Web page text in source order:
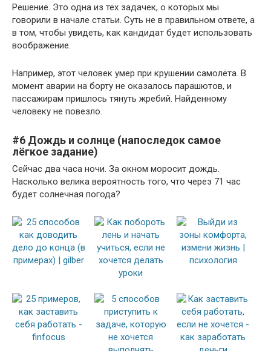
Решение. Это одна из тех задачек, о которых мы
говорили в начале статьи. Суть не в правильном ответе, а
в том, чтобы увидеть, как кандидат будет использовать
воображение.
Например, этот человек умер при крушении самолёта. В
момент аварии на борту не оказалось парашютов, и
пассажирам пришлось тянуть жребий. Найденному
человеку не повезло.
#6 Дождь и солнце (напоследок самое
лёгкое задание)
Сейчас два часа ночи. За окном моросит дождь.
Насколько велика вероятность того, что через 71 час
будет солнечная погода?